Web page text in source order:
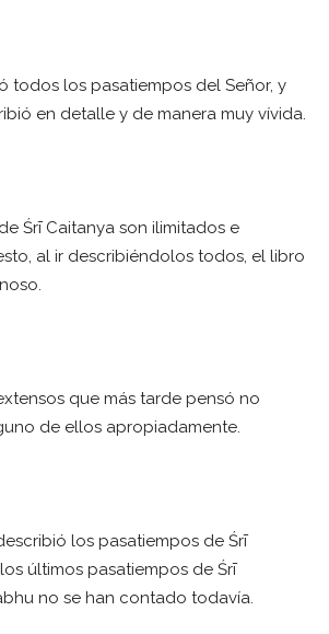
todos los pasatiempos del Señor, y
en detalle y de manera muy vívida.
Śrī Caitanya son ilimitados e
al ir describiéndolos todos, el libro
que más tarde pensó no
de ellos apropiadamente.
los pasatiempos de Śrī
últimos pasatiempos de Śrī
no se han contado todavía.